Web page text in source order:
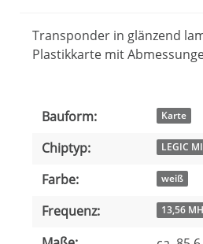
Transponder in glänzend
Plastikkarte mit
Produkteigenschaft
Wert
Bauform: Karte
Chiptyp: LEGIC
Farbe: weiß
Frequenz: 13,56